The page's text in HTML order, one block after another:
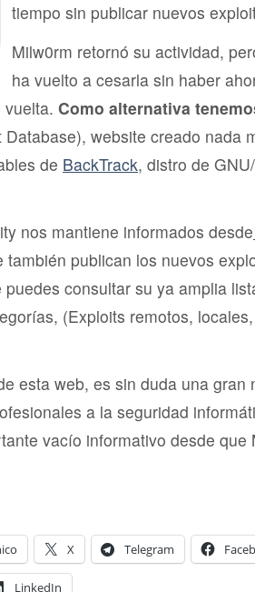
tiempo sin publicar nuevos
Milw0rm retornó su actividad,
ha vuelto a cesarla sin haber
vuelta. Como alternativa
Database), website creado nada
de BackTrack, distro de
nos mantiene informados desde
también publican los nuevos
consultar su ya amplia
(Exploits remotos,
esta web, es sin duda una gran
a la seguridad
vacío informativo desde que
X Telegram
LinkedIn